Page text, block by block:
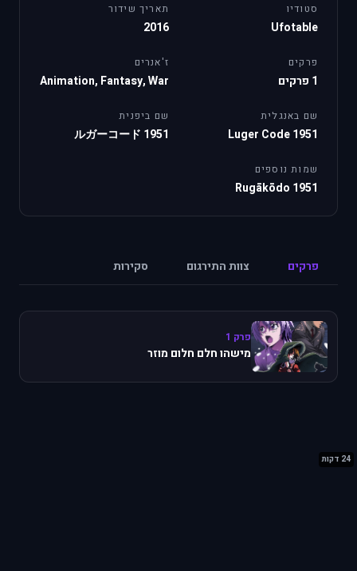
סטודיו
Ufotable
תאריך שידור
2016
פרקים
1 פרקים
ז'אנרים
Animation, Fantasy, War
שם באנגלית
Luger Code 1951
שם ביפנית
ルガーコード 1951
שמות נוספים
Rugākōdo 1951
פרקים צוות התירגום סקירות
פרק 1
מישהו חלם חלום מוזר
24 דקות